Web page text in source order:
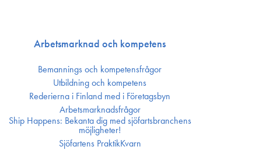
Arbetsmarknad och kompetens
Bemannings och kompetens­frågor
Utbildning och kompetens
Rederierna i Finland med i Företagsbyn
Arbetsmarknadsfrågor
Ship Happens: Bekanta dig med sjöfartsbranchens
möjligheter!
Sjöfartens PraktikKvarn